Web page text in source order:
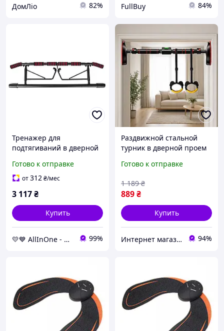
ДомЛіо 82% FullBuy 84%
Тренажер для
подтягиваний в дверной
HR5003 AllInOne -market-
without-queues-
Готово к отправке
от312₴/мес
3 117₴
Купить
💛💙 AllInOne - находи все необходимое в одном магазине! 99%
Раздвижной стальной
турник в дверной проем
Домашний тренажер для
Готово к отправке
889₴
1 189 ₴
Купить
Интернет магазин Slando 94%